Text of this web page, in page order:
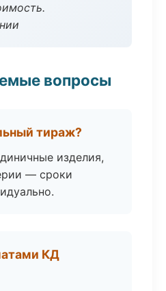
вопросы
тираж?
изделия,
— сроки
КД